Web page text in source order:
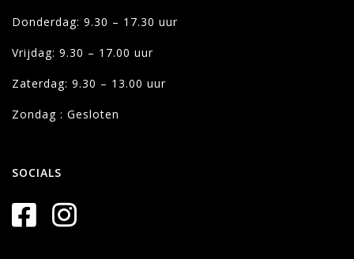
Donderdag: 9.30 – 17.30 uur
Vrijdag: 9.30 – 17.00 uur
Zaterdag: 9.30 – 13.00 uur
Zondag : Gesloten
SOCIALS